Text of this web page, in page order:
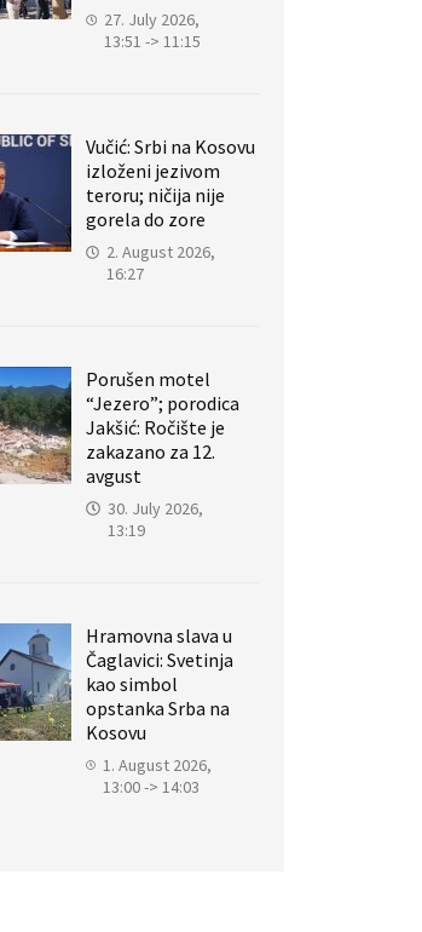
27. July 2026,
13:51 -> 11:15
Vučić: Srbi na Kosovu
izloženi jezivom
teroru; ničija nije
gorela do zore
2. August 2026,
16:27
Porušen motel
“Jezero”; porodica
Jakšić: Ročište je
zakazano za 12.
avgust
30. July 2026,
13:19
Hramovna slava u
Čaglavici: Svetinja
kao simbol
opstanka Srba na
Kosovu
1. August 2026,
13:00 -> 14:03